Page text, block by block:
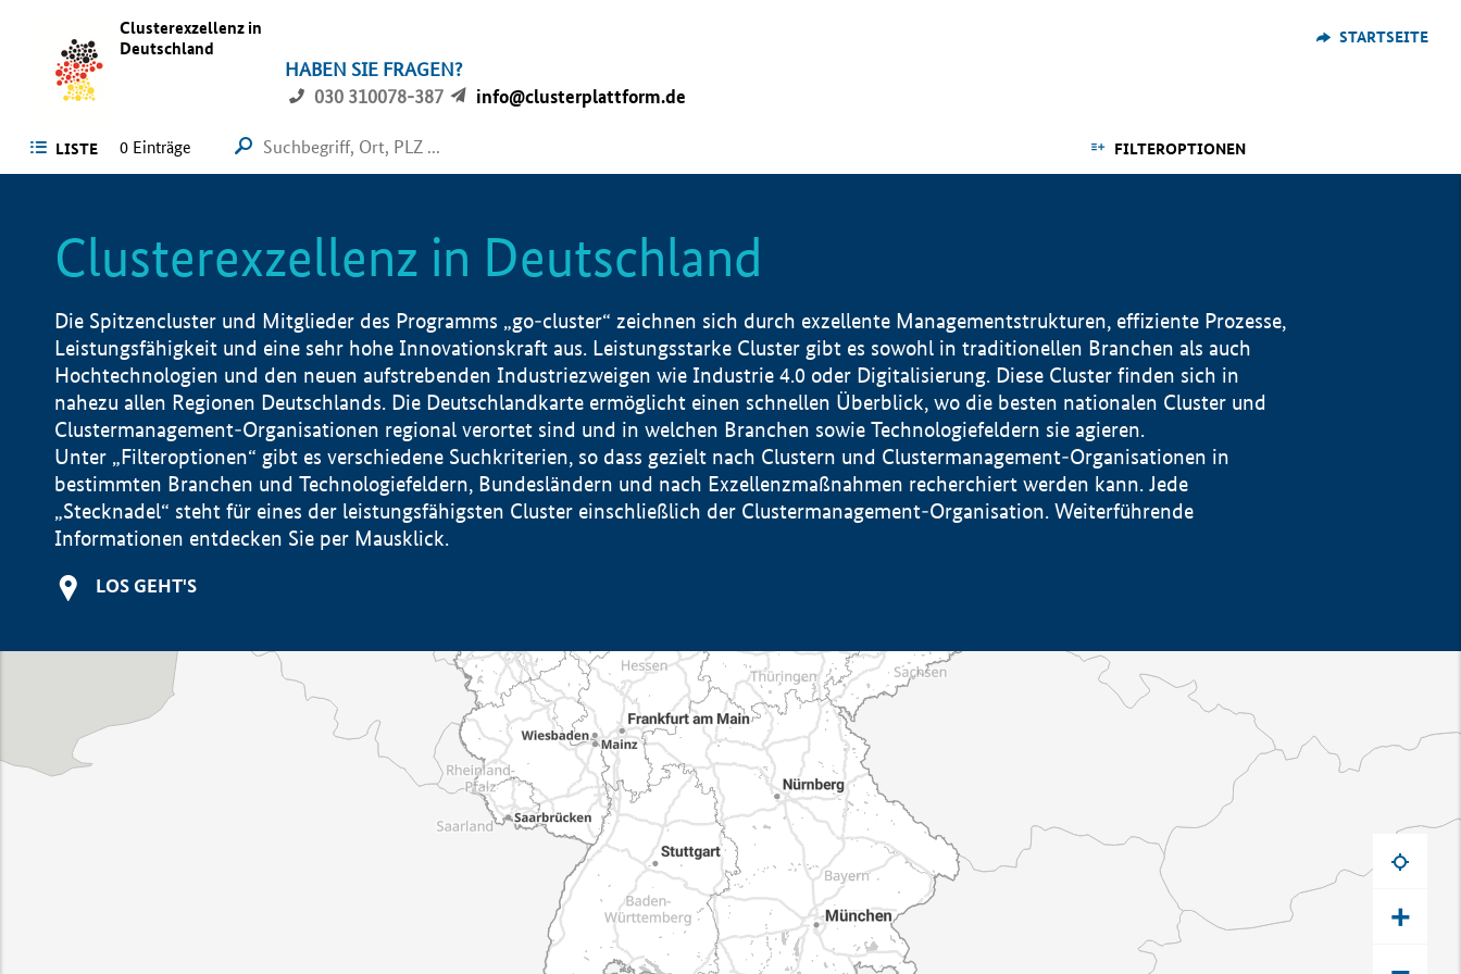
Clusterexzellenz in
Deutschland
HABEN SIE FRAGEN?
030 310078-387
info@clusterplattform.de
STARTSEITE
LISTE FILTEROPTIONEN
0 Einträge
Clusterexzellenz in Deutschland
Die Spitzencluster und Mitglieder des Programms „go-cluster“ zeichnen sich durch exzellente Managementstrukturen, effiziente Prozesse,
Leistungsfähigkeit und eine sehr hohe Innovationskraft aus. Leistungsstarke Cluster gibt es sowohl in traditionellen Branchen als auch
Hochtechnologien und den neuen aufstrebenden Industriezweigen wie Industrie 4.0 oder Digitalisierung. Diese Cluster finden sich in
nahezu allen Regionen Deutschlands. Die Deutschlandkarte ermöglicht einen schnellen Überblick, wo die besten nationalen Cluster und
Clustermanagement-Organisationen regional verortet sind und in welchen Branchen sowie Technologiefeldern sie agieren.
Unter „Filteroptionen“ gibt es verschiedene Suchkriterien, so dass gezielt nach Clustern und Clustermanagement-Organisationen in
bestimmten Branchen und Technologiefeldern, Bundesländern und nach Exzellenzmaßnahmen recherchiert werden kann. Jede
„Stecknadel“ steht für eines der leistungsfähigsten Cluster einschließlich der Clustermanagement-Organisation. Weiterführende
Informationen entdecken Sie per Mausklick.
LOS GEHT'S
+